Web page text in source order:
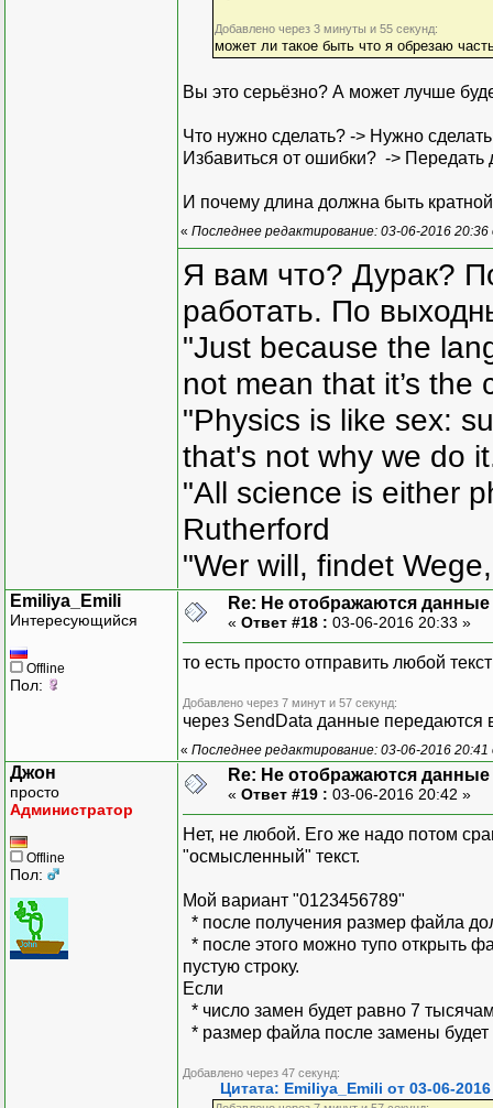
Добавлено через 3 минуты и 55 секунд:
может ли такое быть что я обрезаю
Вы это серьёзно? А может лучше
Что нужно сделать? -> Нужно
Избавиться от ошибки? -> Передать
И почему длина должна быть
« Последнее редактирование: 03-06-2016
Я вам что? Дурак?
работать. По
"Just because the
not mean that it’s the
"Physics is like sex:
that's not why we do
"All science is either
Rutherford
"Wer will, findet
Emiliya_Emili
Интересующийся
Offline
Пол:
Re: Не отображаются
« Ответ #18 : 03-06-2016 20:33 »
то есть просто отправить любой
Добавлено через 7 минут и 57 секунд:
через SendData данные передаются
« Последнее редактирование: 03-06-2016
Джон
просто
Администратор
Offline
Пол:
Re: Не отображаются
« Ответ #19 : 03-06-2016 20:42 »
Нет, не любой. Его же надо потом
"осмысленный" текст.
Мой вариант "0123456789"
* после получения размер файла
* после этого можно тупо открыть
пустую строку.
Если
* число замен будет равно 7
* размер файла после замены
Добавлено через 47 секунд:
Цитата: Emiliya_Emili от 03-06-